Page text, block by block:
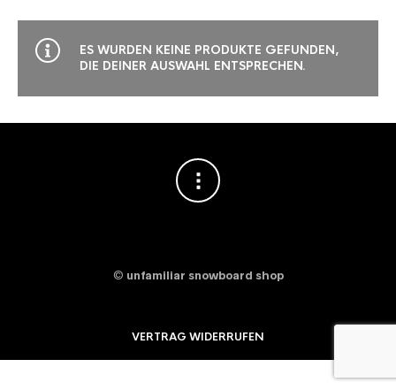
ES WURDEN KEINE PRODUKTE GEFUNDEN,
DIE DEINER AUSWAHL ENTSPRECHEN.
© unfamiliar snowboard shop
VERTRAG WIDERRUFEN